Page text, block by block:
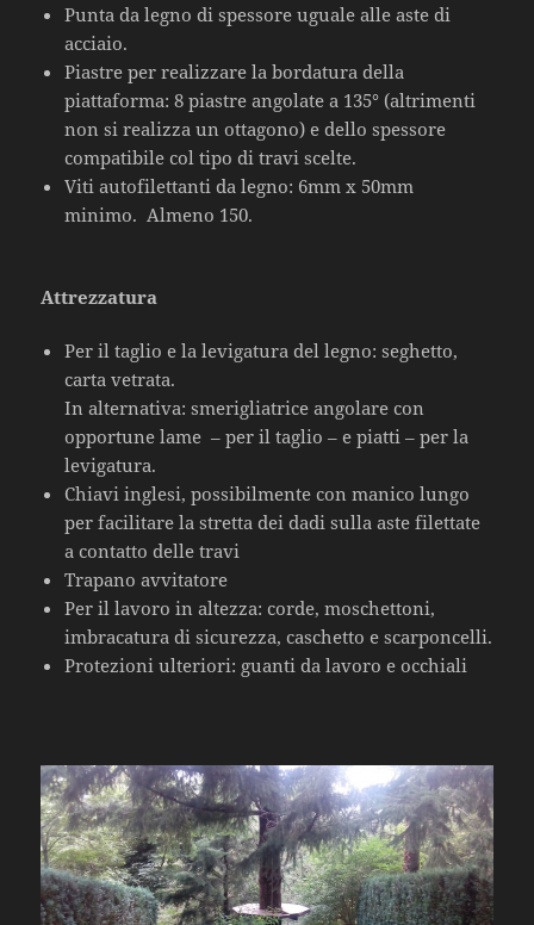
Punta da legno di spessore uguale alle aste di
acciaio.
Piastre per realizzare la bordatura della
piattaforma: 8 piastre angolate a 135° (altrimenti
non si realizza un ottagono) e dello spessore
compatibile col tipo di travi scelte.
Viti autofilettanti da legno: 6mm x 50mm
minimo. Almeno 150.
Attrezzatura
Per il taglio e la levigatura del legno: seghetto,
carta vetrata.
In alternativa: smerigliatrice angolare con
opportune lame – per il taglio – e piatti – per la
levigatura.
Chiavi inglesi, possibilmente con manico lungo
per facilitare la stretta dei dadi sulla aste filettate
a contatto delle travi
Trapano avvitatore
Per il lavoro in altezza: corde, moschettoni,
imbracatura di sicurezza, caschetto e scarponcelli.
Protezioni ulteriori: guanti da lavoro e occhiali